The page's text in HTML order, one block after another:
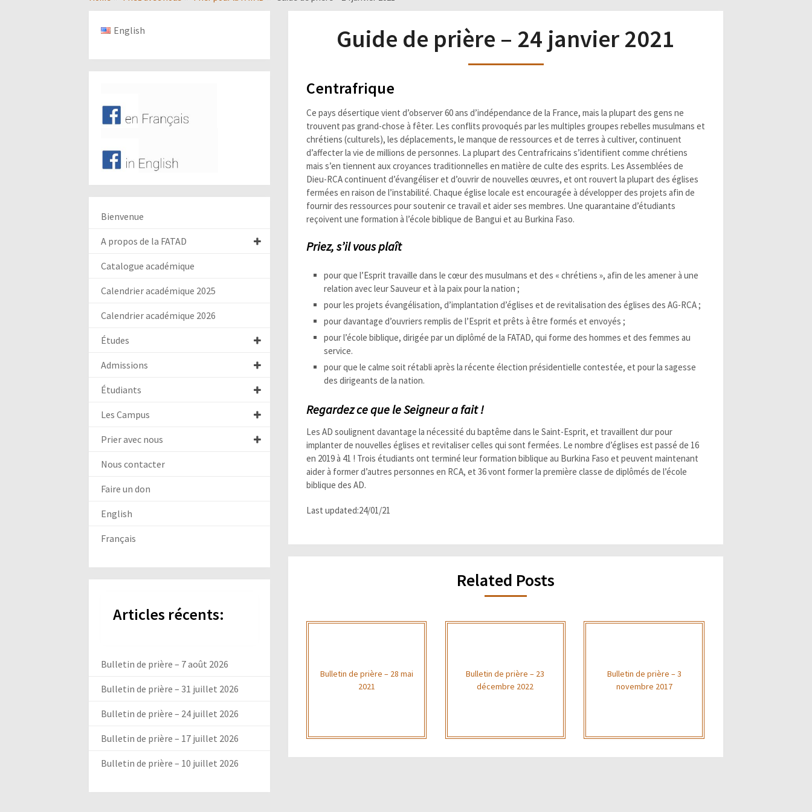
Guide de prière – 24 janvier 2021
Centrafrique
Ce pays désertique vient d’observer 60 ans d’indépendance de la France, mais la plupart des gens ne
trouvent pas grand-chose à fêter. Les conflits provoqués par les multiples groupes rebelles musulmans et
chrétiens (culturels), les déplacements, le manque de ressources et de terres à cultiver, continuent
d’affecter la vie de millions de personnes. La plupart des Centrafricains s’identifient comme chrétiens
mais s’en tiennent aux croyances traditionnelles en matière de culte des esprits. Les Assemblées de
Dieu-RCA continuent d’évangéliser et d’ouvrir de nouvelles œuvres, et ont rouvert la plupart des églises
fermées en raison de l’instabilité. Chaque église locale est encouragée à développer des projets afin de
fournir des ressources pour soutenir ce travail et aider ses membres. Une quarantaine d’étudiants
reçoivent une formation à l’école biblique de Bangui et au Burkina Faso.
Priez, s’il vous plaît
pour que l’Esprit travaille dans le cœur des musulmans et des « chrétiens », afin de les amener à une
relation avec leur Sauveur et à la paix pour la nation ;
pour les projets évangélisation, d’implantation d’églises et de revitalisation des églises des AG-RCA ;
pour davantage d’ouvriers remplis de l’Esprit et prêts à être formés et envoyés ;
pour l’école biblique, dirigée par un diplômé de la FATAD, qui forme des hommes et des femmes au
service.
pour que le calme soit rétabli après la récente élection présidentielle contestée, et pour la sagesse
des dirigeants de la nation.
Regardez ce que le Seigneur a fait !
Les AD soulignent davantage la nécessité du baptême dans le Saint-Esprit, et travaillent dur pour
implanter de nouvelles églises et revitaliser celles qui sont fermées. Le nombre d’églises est passé de 16
en 2019 à 41 ! Trois étudiants ont terminé leur formation biblique au Burkina Faso et peuvent maintenant
aider à former d’autres personnes en RCA, et 36 vont former la première classe de diplômés de l’école
biblique des AD.
Last updated:24/01/21
Related Posts
Bulletin de prière – 28 mai
2021
Bulletin de prière – 23
décembre 2022
Bulletin de prière – 3
novembre 2017
English
Bienvenue
A propos de la FATAD
Catalogue académique
Calendrier académique 2025
Calendrier académique 2026
Études
Admissions
Étudiants
Les Campus
Prier avec nous
Nous contacter
Faire un don
English
Français
Articles récents:
Bulletin de prière – 7 août 2026
Bulletin de prière – 31 juillet 2026
Bulletin de prière – 24 juillet 2026
Bulletin de prière – 17 juillet 2026
Bulletin de prière – 10 juillet 2026